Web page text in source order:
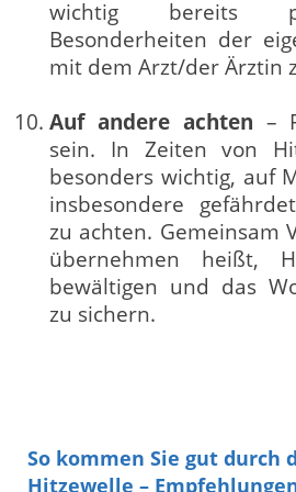
wichtig bereits
Besonderheiten der
mit dem Arzt/der Ärztin
Auf andere achten –
sein. In Zeiten von
besonders wichtig, auf
insbesondere
zu achten. Gemeinsam
übernehmen heißt,
bewältigen und das
zu sichern.
So kommen Sie gut durch
Hitzewelle –